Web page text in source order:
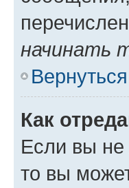
начинать
Как
Если вы не
то вы